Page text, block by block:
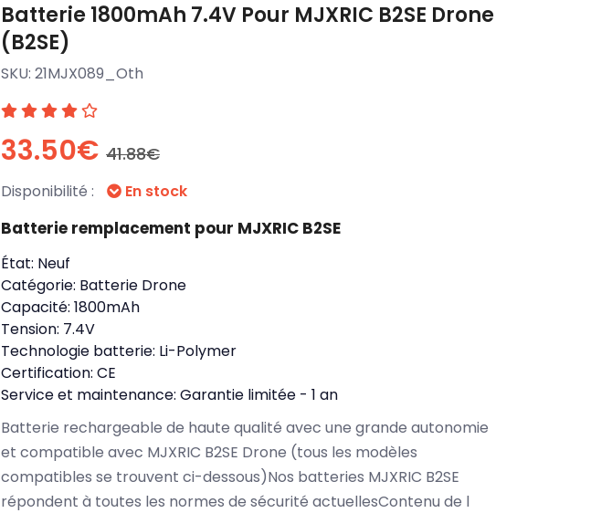
Batterie 1800mAh 7.4V Pour MJXRIC B2SE Drone
(B2SE)
SKU: 21MJX089_Oth
33.50€ 41.88€
Disponibilité : En stock
Batterie remplacement pour MJXRIC B2SE
État: Neuf
Catégorie: Batterie Drone
Capacité: 1800mAh
Tension: 7.4V
Technologie batterie: Li-Polymer
Certification: CE
Service et maintenance: Garantie limitée - 1 an
Batterie rechargeable de haute qualité avec une grande autonomie
et compatible avec MJXRIC B2SE Drone (tous les modèles
compatibles se trouvent ci-dessous)Nos batteries MJXRIC B2SE
répondent à toutes les normes de sécurité actuellesContenu de l